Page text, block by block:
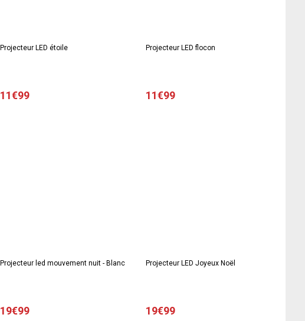
Projecteur LED étoile
11€99
Projecteur LED flocon
11€99
Projecteur led mouvement nuit - Blanc
19€99
Projecteur LED Joyeux Noël
19€99